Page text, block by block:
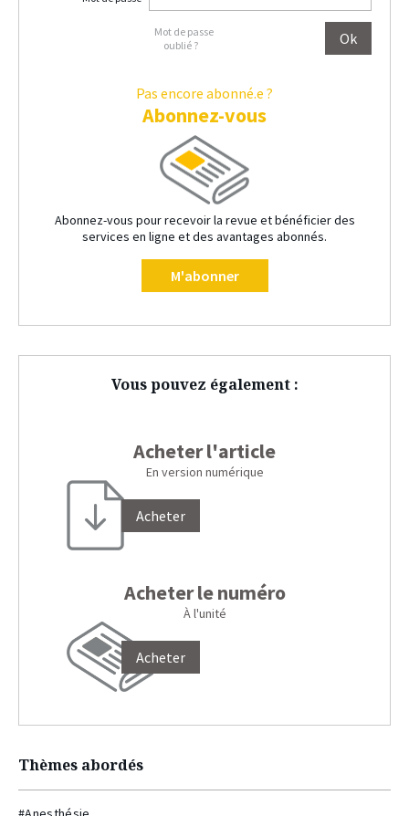
Mot de passe
oublié ?
Pas encore abonné.e ?
Abonnez-vous
Abonnez-vous pour recevoir la revue et bénéficier des
services en ligne et des avantages abonnés.
M'abonner
Vous pouvez également :
Acheter l'article
En version numérique
Acheter
Acheter le numéro
À l'unité
Acheter
Thèmes abordés